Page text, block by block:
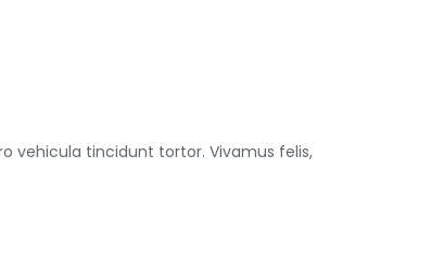
vehicula tincidunt tortor. Vivamus felis,